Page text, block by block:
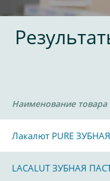
Наименование товара
Лакалют PURE
LACALUT ЗУБНАЯ